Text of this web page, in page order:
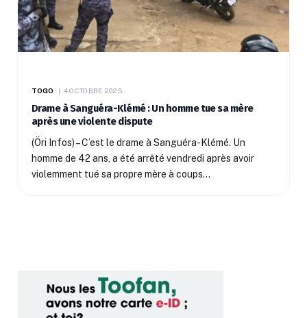
TOGO 4 OCTOBRE 2025
Drame à Sanguéra-Klémé : Un homme tue sa mère
après une violente dispute
(Öri Infos) – C’est le drame à Sanguéra-Klémé. Un
homme de 42 ans, a été arrêté vendredi après avoir
violemment tué sa propre mère à coups…